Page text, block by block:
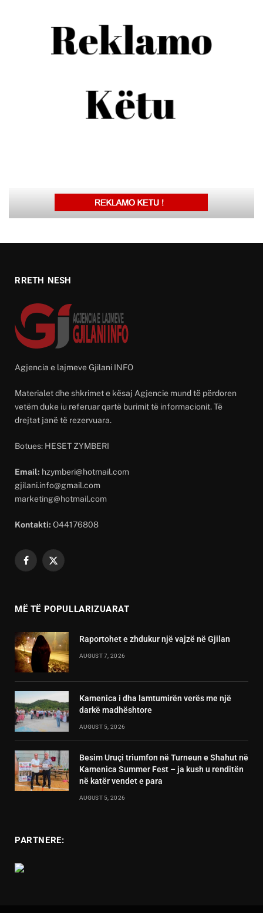
RRETH NESH
Agjencia e lajmeve Gjilani INFO
Materialet dhe shkrimet e kësaj Agjencie mund të përdoren
vetëm duke iu referuar qartë burimit të informacionit. Të
drejtat janë të rezervuara.
Botues: HESET ZYMBERI
Email: hzymberi@hotmail.com
gjilani.info@gmail.com
marketing@hotmail.com
Kontakti: O44176808
Facebook
X
MË TË POPULLARIZUARAT
Raportohet e zhdukur një vajzë në Gjilan
AUGUST 7, 2026
Kamenica i dha lamtumirën verës me një
darkë madhështore
AUGUST 5, 2026
Besim Uruçi triumfon në Turneun e Shahut në
Kamenica Summer Fest – ja kush u renditën
në katër vendet e para
AUGUST 5, 2026
PARTNERE: